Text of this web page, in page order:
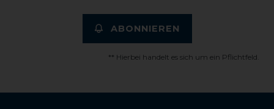
ABONNIEREN
** Hierbei handelt es sich um ein Pflichtfeld.